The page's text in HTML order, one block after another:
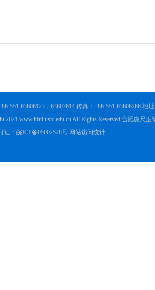
551-63606123，63607614 传真：+86-551-63606266 地
2021 www.hfnl.ustc.edu.cn All Rights Reserved 合肥微尺
证：皖ICP备05002528号 网站访问统计